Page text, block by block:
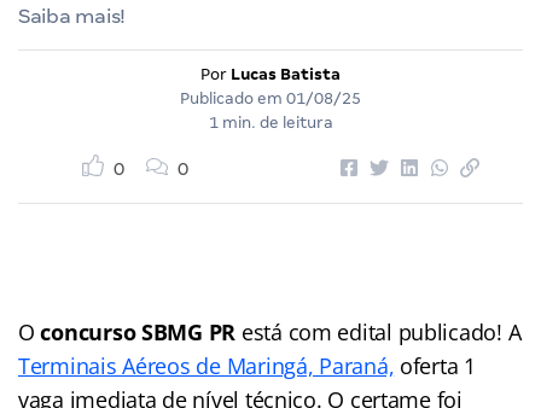
Saiba mais!
Por Lucas Batista
Publicado em 01/08/25
1 min. de leitura
0 0
Oconcurso SBMG PR está com edital publicado! A
Terminais Aéreos de Maringá, Paraná, oferta 1
vaga imediata de nível técnico. O certame foi